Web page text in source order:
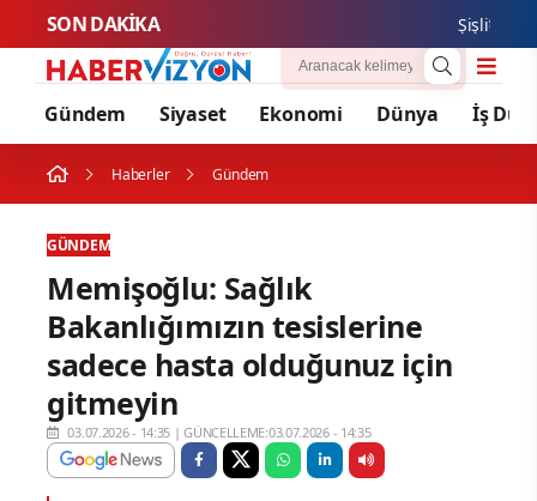
SON DAKİKA Şişli’de Nilda
Gündem Siyaset Ekonomi Dünya İş
Haberler Gündem
GÜNDEM
Memişoğlu: Sağlık
Bakanlığımızın tesislerine
sadece hasta olduğunuz için
gitmeyin
03.07.2026 - 14:35 |GÜNCELLEME:03.07.2026 - 14:35